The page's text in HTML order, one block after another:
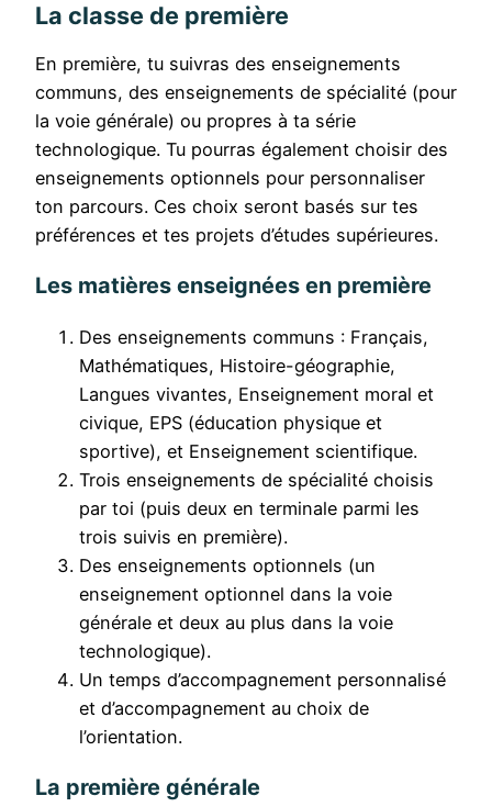
La classe de première
En première, tu suivras des enseignements
communs, des enseignements de spécialité (pour
la voie générale) ou propres à ta série
technologique. Tu pourras également choisir des
enseignements optionnels pour personnaliser
ton parcours. Ces choix seront basés sur tes
préférences et tes projets d’études supérieures.
Les matières enseignées en première
Des enseignements communs : Français,
Mathématiques, Histoire-géographie,
Langues vivantes, Enseignement moral et
civique, EPS (éducation physique et
sportive), et Enseignement scientifique.
Trois enseignements de spécialité choisis
par toi (puis deux en terminale parmi les
trois suivis en première).
Des enseignements optionnels (un
enseignement optionnel dans la voie
générale et deux au plus dans la voie
technologique).
Un temps d’accompagnement personnalisé
et d’accompagnement au choix de
l’orientation.
La première générale